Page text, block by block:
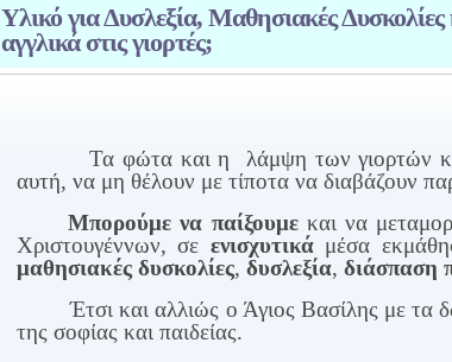
Υλικό για Δυσλεξία, Μαθησιακές
αγγλικά στις γιορτές;
Τα φώτα και η
λάμψη των γιορτών
αυτή, να μη θέλουν με τίποτα να διαβάζουν
Μπορούμε να παίξουμε και να
Χριστουγέννων, σε ενισχυτικάμέσα
μαθησιακές δυσκολίες, δυσλεξία, διάσπαση
Έτσι και αλλιώς ο Άγιος Βασίλης με τα
της σοφίας και παιδείας.